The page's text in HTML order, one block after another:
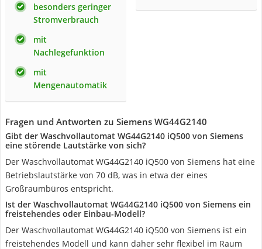
besonders geringer
Stromverbrauch
mit
Nachlegefunktion
mit
Mengenautomatik
Fragen und Antworten zu Siemens WG44G2140
Gibt der Waschvollautomat WG44G2140 iQ500 von Siemens
eine störende Lautstärke von sich?
Der Waschvollautomat WG44G2140 iQ500 von Siemens hat eine
Betriebslautstärke von 70 dB, was in etwa der eines
Großraumbüros entspricht.
Ist der Waschvollautomat WG44G2140 iQ500 von Siemens ein
freistehendes oder Einbau-Modell?
Der Waschvollautomat WG44G2140 iQ500 von Siemens ist ein
freistehendes Modell und kann daher sehr flexibel im Raum